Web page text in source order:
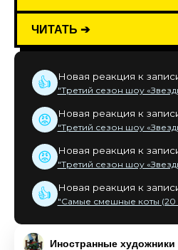
ЧИТАТЬ ➔
👍 Новая реакция к
"Третий сезон шоу
😡 Новая реакция к
"Третий сезон шоу
😡 Новая реакция к
"Третий сезон шоу
👍 Новая реакция к
"Самые смешные коты (20
Иностранные художники